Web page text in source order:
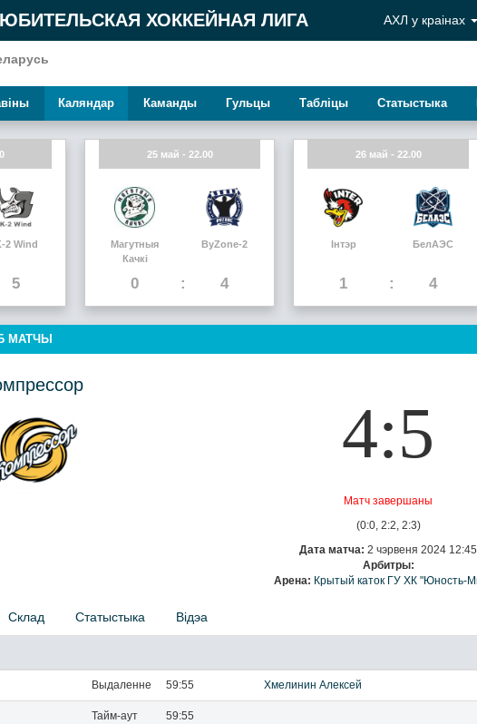
ХОККЕЙНАЯ ЛИГА АХЛ у краiнах
Каляндар Каманды Гульцы Таблiцы Статыстыка
2 Wind
5
25 май - 22.00
Магутныя
Качкi
0
ByZone-2
4
26 май - 22.00
Інтэр
1
БелАЭС
4
МАТЧЫ
4:5
Матч завершаны
(0:0, 2:2, 2:3)
Дата матча: 2 чэрвеня 2024 12:45
Арбитры:
Арена: Крытый каток ГУ ХК "Юность-
Склад Статыстыка Відэа
Выдаленне 59:55 Хмелинин Алексей
Тайм-аут 59:55